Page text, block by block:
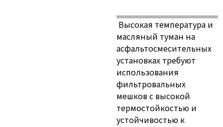
Высокая температура и
масляный туман на
асфальтосмесительных
установках требуют
использования
фильтровальных
мешков с высокой
термостойкостью и
устойчивостью к